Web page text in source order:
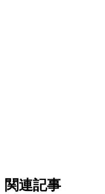
関連記事